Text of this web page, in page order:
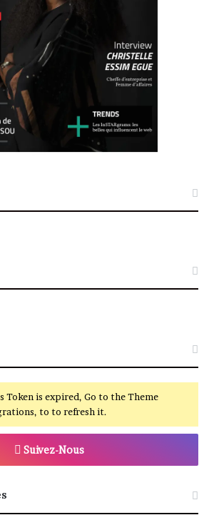
Token is expired, Go to the Theme
to to refresh it.
Suivez-Nous